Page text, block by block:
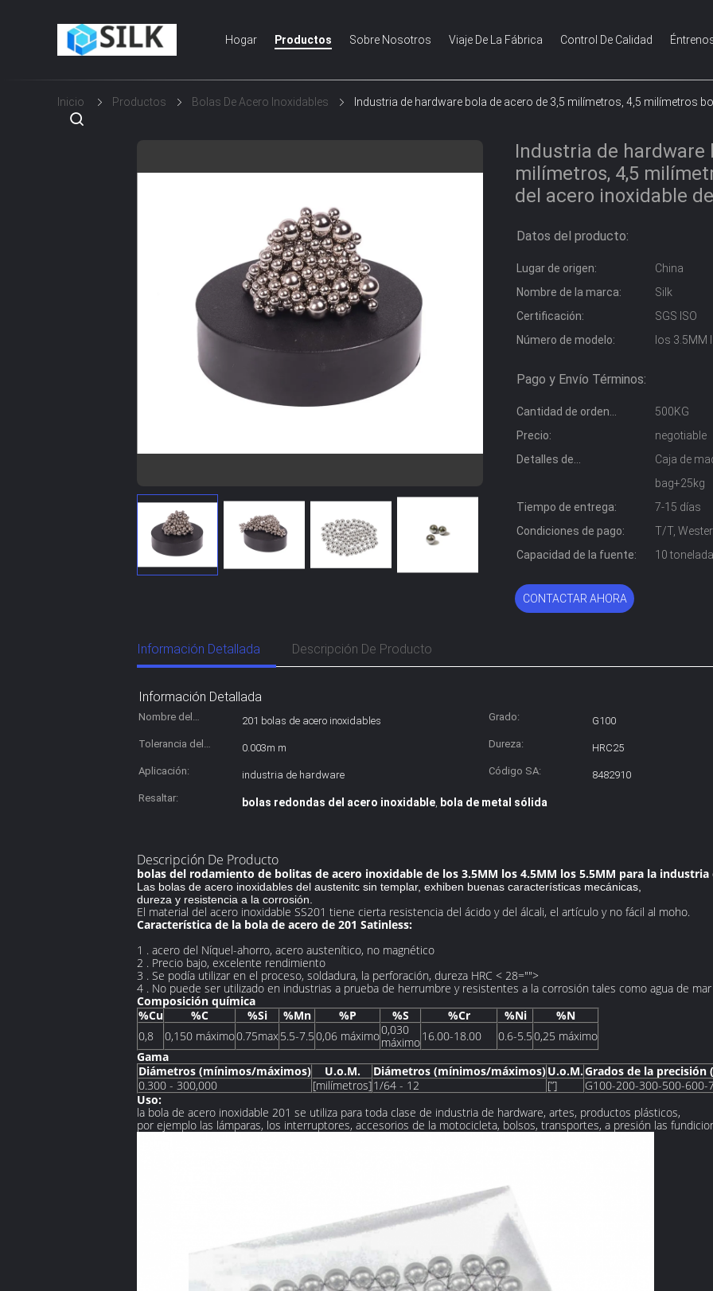
Hogar Productos Sobre Nosotros Viaje De La Fábrica Control De Calidad
Inicio Productos Bolas De Acero Inoxidables Industria de hardware bola de acero de 3,5 milímetros, 4,5 milímetros
Industria de hardware
milímetros, 4,5
del acero inoxidable
Datos del producto:
Lugar de origen:
China
Nombre de la marca:
Silk
Certificación:
SGS ISO
Número de modelo:
los 3.5MM
Pago y Envío Términos:
Cantidad de orden
mínima:
500KG
Precio:
negotiable
Detalles de
Caja de
bag+25kg
Tiempo de entrega:
7-15 días
Condiciones de pago:
T/T,
Capacidad de la fuente:
10
CONTACTAR AHORA
Información Detallada Descripción De Producto
Información Detallada
Nombre del
201 bolas de acero inoxidables Grado:
G100
Tolerancia del
0.003m m Dureza:
HRC25
Aplicación:
industria de hardware Código SA:
8482910
Resaltar:
bolas redondas del acero inoxidable, bola de metal sólida
Descripción De Producto
bolas del rodamiento de bolitas de acero inoxidable de los 3.5MM los 4.5MM los 5.5MM para la
Las bolas de acero inoxidables del austenitc sin templar, exhiben buenas características mecánicas,
dureza y resistencia a la corrosión.
El material del acero inoxidable SS201 tiene cierta resistencia del ácido y del álcali, el artículo y no fácil al moho.
Característica de la bola de acero de 201 Satinless:
1 . acero del Níquel-ahorro, acero austenítico, no magnético
2 . Precio bajo, excelente rendimiento
3 . Se podía utilizar en el proceso, soldadura, la perforación, dureza HRC < 28="">
4 . No puede ser utilizado en industrias a prueba de herrumbre y resistentes a la corrosión tales como agua de
Composición química
%Cu
%C %Si %Mn %P %S %Cr %Ni
%N
0,8
0,150 máximo0.75max5.5-7.50,06 máximo0,030
máximo16.00-18.00 0.6-5.50,25 máximo
Gama
Diámetros (mínimos/máximos)
U.o.M. Diámetros (mínimos/máximos)U.o.M.Grados de la precisión
0.300 - 300,000
[milímetros]1/64 - 12 [”]
G100-200-300-500-600-
Uso:
la bola de acero inoxidable 201 se utiliza para toda clase de industria de hardware, artes, productos plásticos,
por ejemplo las lámparas, los interruptores, accesorios de la motocicleta, bolsos, transportes, a presión las